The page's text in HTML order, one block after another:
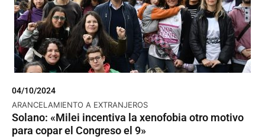
04/10/2024
ARANCELAMIENTO A EXTRANJEROS
Solano: «Milei incentiva la xenofobia otro motivo
para copar el Congreso el 9»